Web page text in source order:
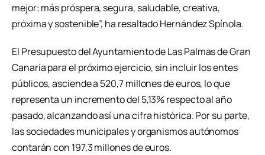
mejor: más próspera, segura, saludable, creativa,
próxima y sostenible”, ha resaltado Hernández Spínola.
El Presupuesto del Ayuntamiento de Las Palmas de Gran
Canaria para el próximo ejercicio, sin incluir los entes
públicos, asciende a 520,7 millones de euros, lo que
representa un incremento del 5,13% respecto al año
pasado, alcanzando así una cifra histórica. Por su parte,
las sociedades municipales y organismos autónomos
contarán con 197,3 millones de euros.